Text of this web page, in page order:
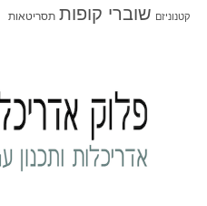
קטנוניזם שוברי קופות תסריטאות